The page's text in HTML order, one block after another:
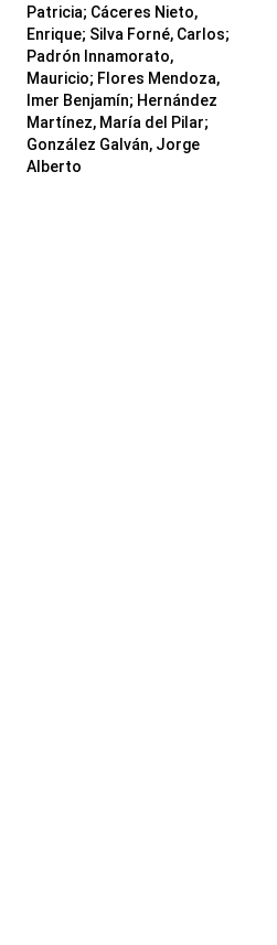
Patricia; Cáceres Nieto,
Enrique; Silva Forné, Carlos;
Padrón Innamorato,
Mauricio; Flores Mendoza,
Imer Benjamín; Hernández
Martínez, María del Pilar;
González Galván, Jorge
Alberto